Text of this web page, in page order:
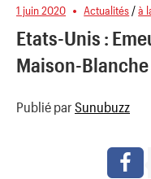
1 juin 2020 Actualités /à
Etats-Unis :
Maison-Blanche
Publié par Sunubuzz